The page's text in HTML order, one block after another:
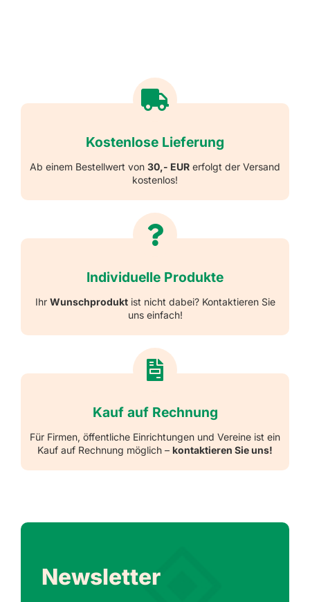
Kostenlose Lieferung
Ab einem Bestellwert von 30,- EUR erfolgt der Versand
kostenlos!
Individuelle Produkte
Ihr Wunschproduktist nicht dabei? Kontaktieren Sie
uns einfach!
Kauf auf Rechnung
Für Firmen, öffentliche Einrichtungen und Vereine ist ein
Kauf auf Rechnung möglich – kontaktieren Sie uns!
Newsletter